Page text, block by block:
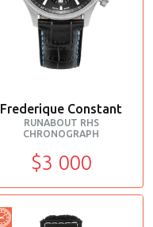
Frederique Constant
RUNABOUT RHS
CHRONOGRAPH
$3 000